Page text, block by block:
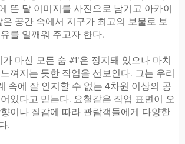
뜬 달 이미지를 사진으로 남기고 아카이
공간 속에서 지구가 최고의 보물로 보
를 일깨워 주고자 한다.
마신 모든 숨 #1’은 정지돼 있으나 마치
껴지는 듯한 작업을 선보인다. 그는 우리
속에 잘 인지할 수 없는 4차원 이상의 공
있다고 믿는다. 요철같은 작업 표면이 오
이나 질감에 따라 관람객들에게 다양한
.